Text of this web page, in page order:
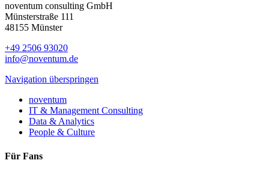
noventum consulting GmbH
Münsterstraße 111
48155 Münster
+49 2506 93020
info@noventum.de
Navigation überspringen
noventum
IT & Management Consulting
Data & Analytics
People & Culture
Für Fans